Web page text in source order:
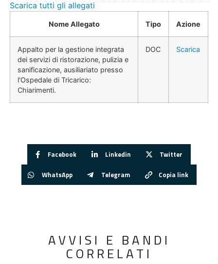
Scarica tutti gli allegati
Nome Allegato Tipo Azione
Appalto per la gestione integrata
dei servizi di ristorazione, pulizia e
sanificazione, ausiliariato presso
l'Ospedale di Tricarico:
Chiarimenti.
DOC Scarica
Facebook Linkedin Twitter
WhatsApp Telegram Copia link
AVVISI E BANDI
CORRELATI